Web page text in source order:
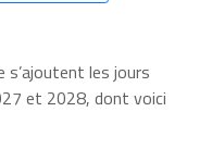
s’ajoutent les jours
et 2028, dont voici